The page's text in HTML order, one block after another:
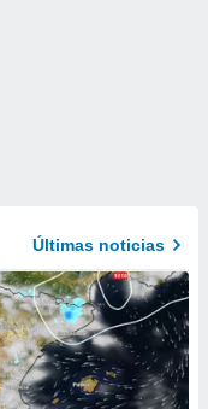
Últimas noticias